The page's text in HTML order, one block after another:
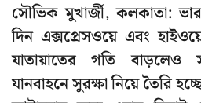
সৌভিক মুখার্জী, কলকাতা:
দিন এক্সপ্রেসওয়ে এবং
যাতায়াতের গতি বাড়লেও
যানবাহনে সুরক্ষা নিয়ে তৈরি